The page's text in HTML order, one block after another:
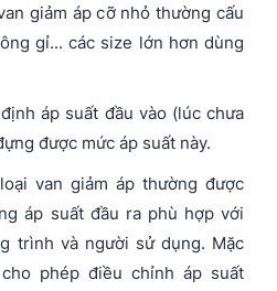
giảm áp cỡ nhỏ thường cấu
gỉ... các size lớn hơn dùng
áp suất đầu vào (lúc chưa
được mức áp suất này.
van giảm áp thường được
áp suất đầu ra phù hợp với
trình và người sử dụng. Mặc
phép điều chỉnh áp suất